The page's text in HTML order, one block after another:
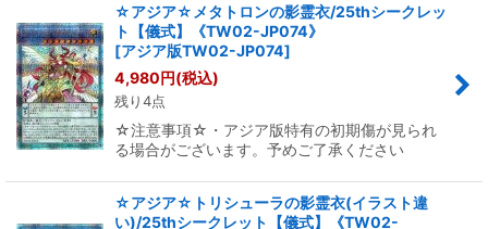
☆アジア☆メタトロンの影霊衣/25thシークレッ
ト【儀式】《TW02-JP074》
[アジア版TW02-JP074]
4,980円(税込)
残り4点
☆注意事項☆・アジア版特有の初期傷が見られ
る場合がございます。予めご了承ください
☆アジア☆トリシューラの影霊衣(イラスト違
い)/25thシークレット【儀式】《TW02-